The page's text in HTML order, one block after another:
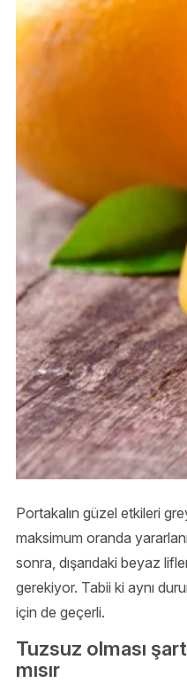
Portakalın güzel etkileri
maksimum oranda
sonra, dışarıdaki beyaz
gerekiyor. Tabii ki aynı
için de geçerli.
Tuzsuz olması
mısır